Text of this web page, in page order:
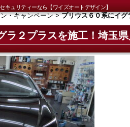
ュリティーなら【ワイズオートデザイン】
・キャンペーン>プリウス６０系にイ
ラ２プラスを施工！埼玉